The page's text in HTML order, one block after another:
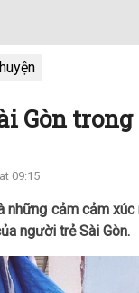
Gòn
09:15
những cảm cảm
người trẻ Sài Gòn.